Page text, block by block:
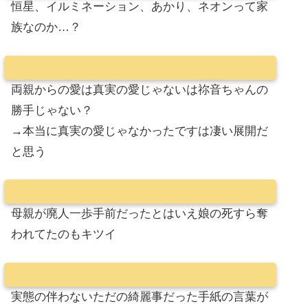
恒星、イルミネーション、あかり、ネオンって家
族なのか…？
両親からの愛は真実の愛じゃないは祢音ちゃんの
勝手じゃない？
→本当に真実の愛じゃなかったですは凄い展開だ
と思う
母親が廃人一歩手前だったとはいえ娘の死すら奪
われてたのもキツイ
実態の伴わないただの綺麗事だった手紙の言葉が